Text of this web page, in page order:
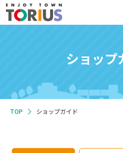
ショップ
TOP ショップガイド